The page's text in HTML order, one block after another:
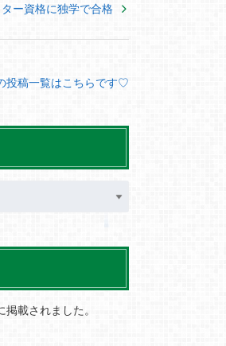
ー資格に独学で合格
投稿一覧はこちらです♡
掲載されました。